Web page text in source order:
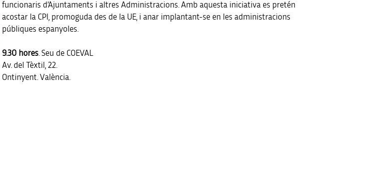
funcionaris d’Ajuntaments i altres Administracions. Amb aquesta iniciativa es pretén
acostar la CPI, promoguda des de la UE, i anar implantant-se en les administracions
públiques espanyoles.
9.30 hores . Seu de COEVAL
Av. del Tèxtil, 22.
Ontinyent. València.